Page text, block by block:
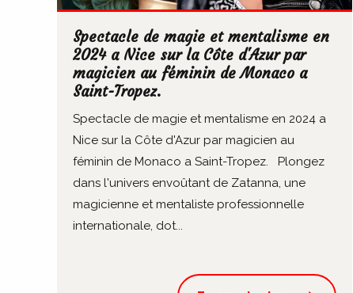
Spectacle de magie et mentalisme en
2024 a Nice sur la Côte d'Azur par
magicien au féminin de Monaco a
Saint-Tropez.
Spectacle de magie et mentalisme en 2024 a
Nice sur la Côte d'Azur par magicien au
féminin de Monaco a Saint-Tropez. Plongez
dans l'univers envoûtant de Zatanna, une
magicienne et mentaliste professionnelle
internationale, dot...